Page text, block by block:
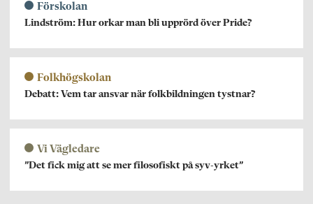
Förskolan
Lindström: Hur orkar man bli upprörd över Pride?
Folkhögskolan
Debatt: Vem tar ansvar när folkbildningen tystnar?
Vi Vägledare
”Det fick mig att se mer filosofiskt på syv-yrket”